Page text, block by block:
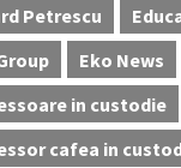
Petrescu
Eko News
in custodie
cafea in